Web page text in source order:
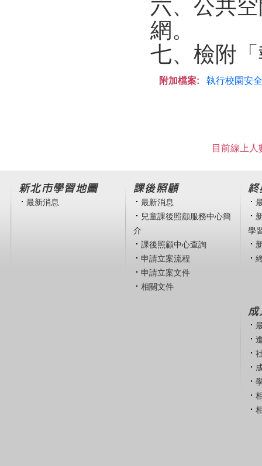
六、公共
網。
七、檢附
附加檔案: 執行校園安
目前線上
新北市學習地圖
最新消息
課後照顧
最新消息
兒童課後照顧服務中心簡
介
課後照顧中心查詢
申請立案流程
申請立案文件
相關文件
終
學